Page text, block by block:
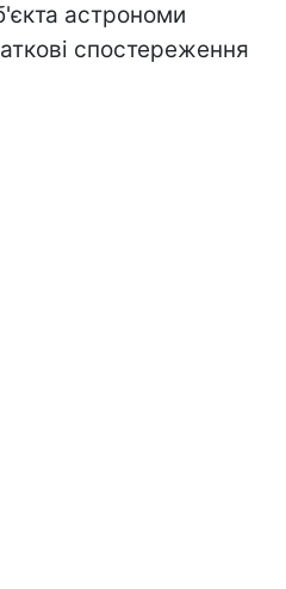
астрономи
спостереження